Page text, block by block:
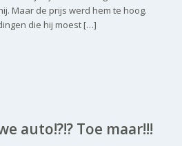
Maar de prijs werd hem te hoog.
die hij moest […]
auto!?!? Toe maar!!!